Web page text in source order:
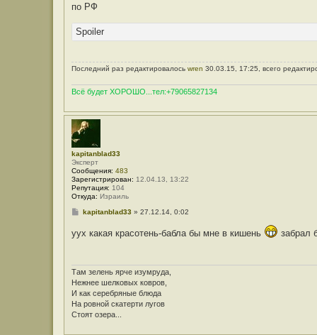
по РФ
Spoiler
Последний раз редактировалось wren 30.03.15, 17:25, всего
Всё будет ХОРОШО...тел:+79065827134
kapitanblad33
Эксперт
Сообщения: 483
Зарегистрирован: 12.04.13, 13:22
Репутация: 104
Откуда: Израиль
С
б
и
е
kapitanblad33» 27.12.14, 0:02
уух какая красотень-бабла бы мне в кишень забрал
Там зелень ярче изумруда,
Нежнее шелковых ковров,
И как серебряные блюда
На ровной скатерти лугов
Стоят озера...